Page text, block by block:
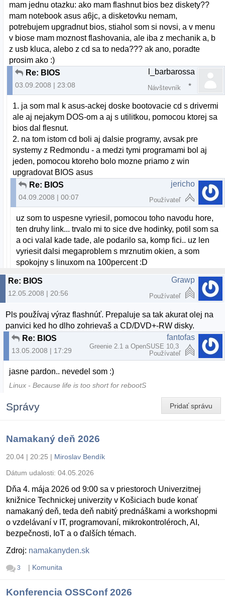
mam jednu otazku: ako mam flashnut bios bez diskety??
mam notebook asus a6jc, a disketovku nemam,
potrebujem upgradnut bios, stiahol som si novsi, a v menu
v biose mam moznost flashovania, ale iba z mechanik a, b
z usb kluca, alebo z cd sa to neda??? ak ano, poradte
prosim ako :)
Re: BIOS
03.09.2008 | 23:08
l_barbarossa
Návštevník
1. ja som mal k asus-ackej doske bootovacie cd s drivermi
ale aj nejakym DOS-om a aj s utilitkou, pomocou ktorej sa
bios dal flesnut.
2. na tom istom cd boli aj dalsie programy, avsak pre
systemy z Redmondu - a medzi tymi programami bol aj
jeden, pomocou ktoreho bolo mozne priamo z win
upgradovat BIOS asus
Re: BIOS
04.09.2008 | 00:07
jericho
Používateľ
uz som to uspesne vyriesil, pomocou toho navodu hore,
ten druhy link... trvalo mi to sice dve hodinky, potil som sa
a oci valal kade tade, ale podarilo sa, komp fici.. uz len
vyriesit dalsi megaproblem s mrznutim okien, a som
spokojny s linuxom na 100percent :D
Re: BIOS
12.05.2008 | 20:56
Grawp
Používateľ
Pls používaj výraz flashnúť. Prepaluje sa tak akurat olej na
panvici ked ho dlho zohrievaš a CD/DVD+-RW disky.
Re: BIOS
13.05.2008 | 17:29
fantofas
Greenie 2.1 a OpenSUSE 10,3
Používateľ
jasne pardon.. nevedel som :)
Linux - Because life is too short for rebootS
Pridať správu
Správy
Namakaný deň 2026
20.04 | 20:25 | Miroslav Bendík
Dátum udalosti: 04.05.2026
Dňa 4. mája 2026 od 9:00 sa v priestoroch Univerzitnej
knižnice Technickej univerzity v Košiciach bude konať
namakaný deň, teda deň nabitý prednáškami a workshopmi
o vzdelávaní v IT, programovaní, mikrokontroléroch, AI,
bezpečnosti, IoT a o ďalších témach.
Zdroj: namakanyden.sk
3 | Komunita
Konferencia OSSConf 2026